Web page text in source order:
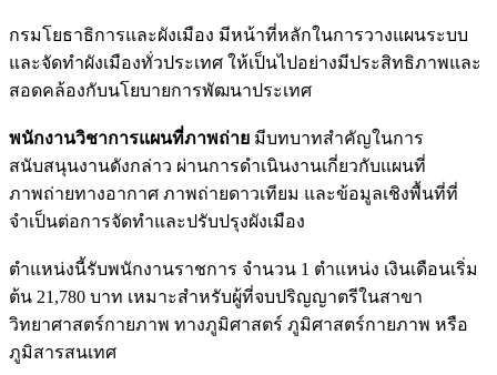
กรมโยธาธิการและผังเมือง มีหน้าที่หลักในการวางแผนระบบ
และจัดทำผังเมืองทั่วประเทศ ให้เป็นไปอย่างมีประสิทธิภาพและ
สอดคล้องกับนโยบายการพัฒนาประเทศ
พนักงานวิชาการแผนที่ภาพถ่าย มีบทบาทสำคัญในการ
สนับสนุนงานดังกล่าว ผ่านการดำเนินงานเกี่ยวกับแผนที่
ภาพถ่ายทางอากาศ ภาพถ่ายดาวเทียม และข้อมูลเชิงพื้นที่ที่
จำเป็นต่อการจัดทำและปรับปรุงผังเมือง
ตำแหน่งนี้รับพนักงานราชการ จำนวน 1 ตำแหน่ง เงินเดือนเริ่ม
ต้น 21,780 บาท เหมาะสำหรับผู้ที่จบปริญญาตรีในสาขา
วิทยาศาสตร์กายภาพ ทางภูมิศาสตร์ ภูมิศาสตร์กายภาพ หรือ
ภูมิสารสนเทศ